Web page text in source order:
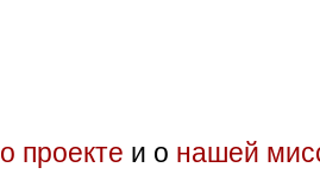
о проекте и о нашей